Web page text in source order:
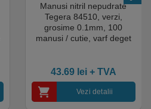
Manusi nitril nepudrate
Tegera 84510, verzi,
grosime 0.1mm, 100
manusi / cutie, varf deget
43.69 lei+ TVA
Vezi detalii